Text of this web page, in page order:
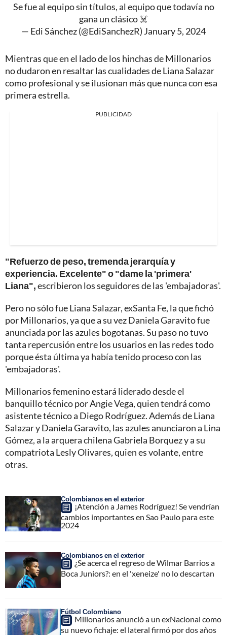
Se fue al equipo sin títulos, al equipo que todavía no
gana un clásico ☠️
— Edi Sánchez (@EdiSanchezR) January 5, 2024
Mientras que en el lado de los hinchas de Millonarios
no dudaron en resaltar las cualidades de Liana Salazar
como profesional y se ilusionan más que nunca con esa
primera estrella.
PUBLICIDAD
"Refuerzo de peso, tremenda jerarquía y
experiencia. Excelente" o "dame la 'primera'
Liana",escribieron los seguidores de las 'embajadoras'.
Pero no sólo fue Liana Salazar, exSanta Fe, la que fichó
por Millonarios, ya que a su vez Daniela Garavito fue
anunciada por las azules bogotanas. Su paso no tuvo
tanta repercusión entre los usuarios en las redes todo
porque ésta última ya había tenido proceso con las
'embajadoras'.
Millonarios femenino estará liderado desde el
banquillo técnico por Angie Vega, quien tendrá como
asistente técnico a Diego Rodríguez. Además de Liana
Salazar y Daniela Garavito, las azules anunciaron a Lina
Gómez, a la arquera chilena Gabriela Borquez y a su
compatriota Lesly Olivares, quien es volante, entre
otras.
Colombianos en el exterior
¡Atención a James Rodríguez! Se vendrían
cambios importantes en Sao Paulo para este
2024
Colombianos en el exterior
¿Se acerca el regreso de Wilmar Barrios a
Boca Juniors?: en el 'xeneize' no lo descartan
Fútbol Colombiano
Millonarios anunció a un exNacional como
su nuevo fichaje: el lateral firmó por dos años